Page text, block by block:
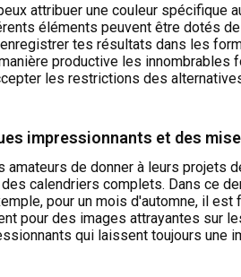
attribuer une couleur
éléments peuvent être dotés
tes résultats dans les
productive les
les restrictions des
impressionnants et des
de donner à leurs projets
calendriers complets. Dans ce
pour un mois d'automne, il
pour des images attrayantes sur
qui laissent toujours une